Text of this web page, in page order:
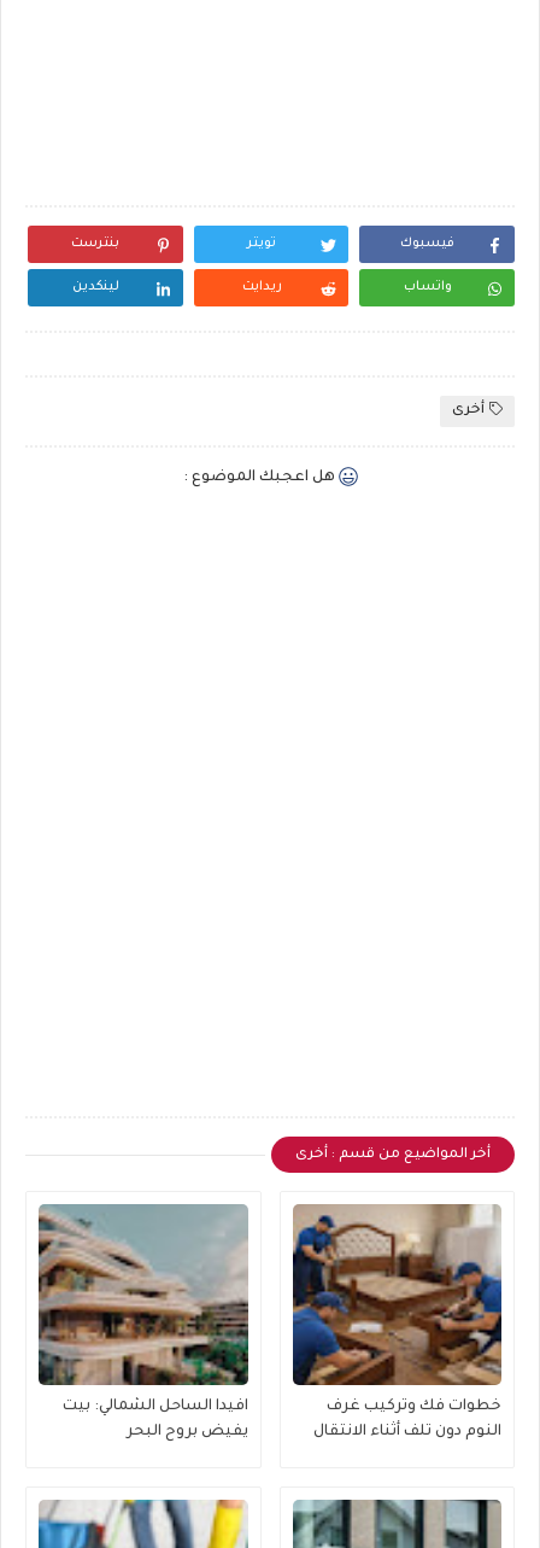
فيسبوك تويتر بنترست
واتساب ريدايت لينكدين
أخرى
هل اعجبك الموضوع :
أخر المواضيع من قسم : أخرى
خطوات فك وتركيب غرف
النوم دون تلف أثناء الانتقال
افيدا الساحل الشمالي: بيت
يفيض بروح البحر